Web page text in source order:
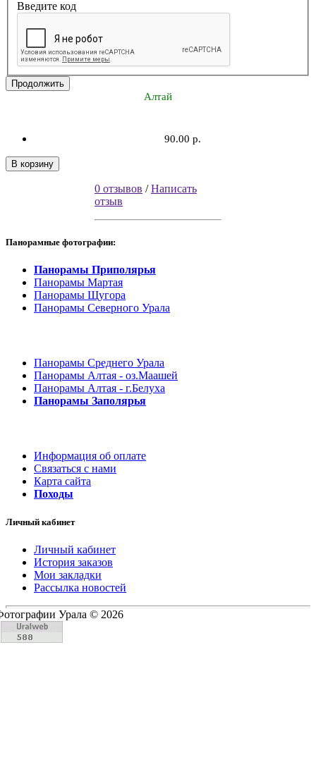
Введите код
Продолжить
Алтай
90.00 р.
В корзину
0 отзывов /Написать
отзыв
Панорамные фотографии:
Панорамы Приполярья
Панорамы Мартая
Панорамы Щугора
Панорамы Северного Урала
Панорамы Среднего Урала
Панорамы Алтая - оз.Маашей
Панорамы Алтая - г.Белуха
Панорамы Заполярья
Информация об оплате
Связаться с нами
Карта сайта
Походы
Личный кабинет
Личный кабинет
История заказов
Мои закладки
Рассылка новостей
Урала © 2026